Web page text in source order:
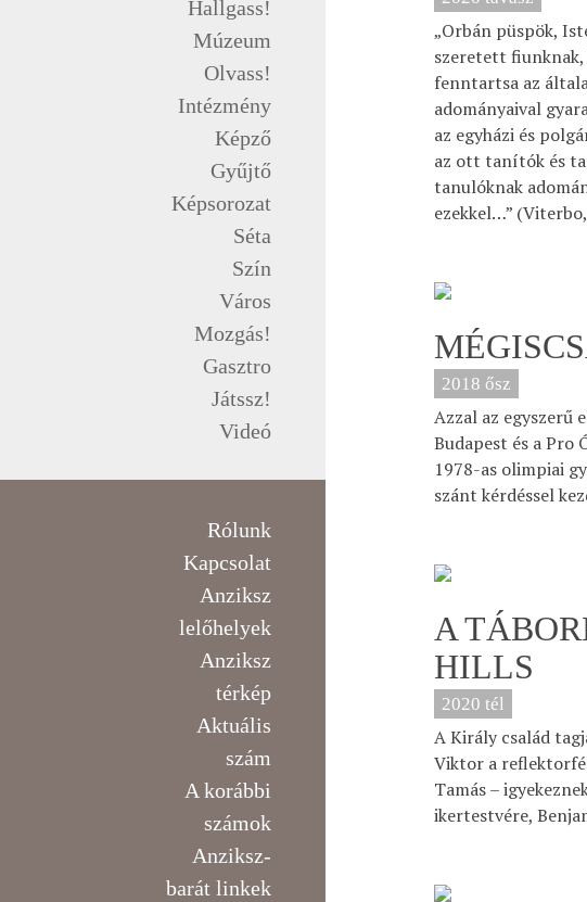
Hallgass!
Múzeum
Olvass!
Intézmény
Képző
Gyűjtő
Képsorozat
Séta
Szín
Város
Mozgás!
Gasztro
Játssz!
Videó
Rólunk
Kapcsolat
Anziksz
lelőhelyek
Anziksz
térkép
Aktuális
szám
A korábbi
számok
Anziksz-
barát linkek
„Orbán püspök,
szeretett fiunknak,
fenntartsa az
adományaival
az egyházi és
az ott tanítók és
tanulóknak
ezekkel…”
2018 ősz
Azzal az egyszerű
Budapest és a Pro
1978-as olimpiai
szánt kérdéssel
A
HILLS
2020 tél
A Király család
Viktor a
Tamás –
ikertestvére,